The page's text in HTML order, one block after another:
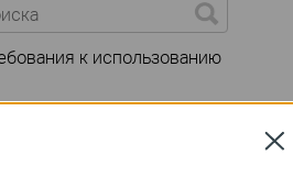
к использованию
или параметрам спецификаций
Close